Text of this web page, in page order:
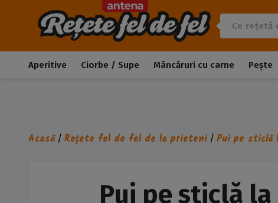
Aperitive Ciorbe / Supe Mâncăruri cu carne Pește
Acasă/ Rețete fel de fel de la prieteni / Pui pe sticlă
Pui pe sticlă